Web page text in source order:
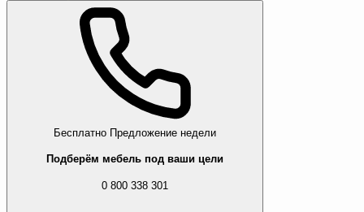
Бесплатно Предложение недели
Подберём мебель под ваши цели
0 800 338 301